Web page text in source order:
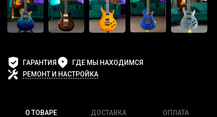
ГАРАНТИЯ
ГДЕ МЫ НАХОДИМСЯ
РЕМОНТ И НАСТРОЙКА
О ТОВАРЕ ДОСТАВКА ОПЛАТА